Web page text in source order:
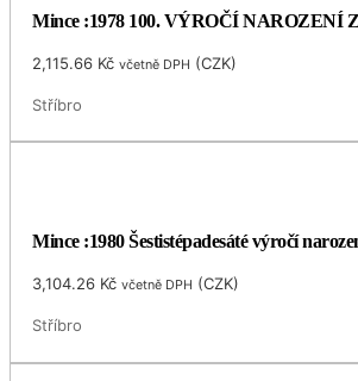
Mince :1978 100. VÝROČÍ NAROZENÍ
2,115.66 Kč včetně DPH (CZK)
Stříbro
Mince :1980 Šestistépadesáté výročí
3,104.26 Kč včetně DPH (CZK)
Stříbro